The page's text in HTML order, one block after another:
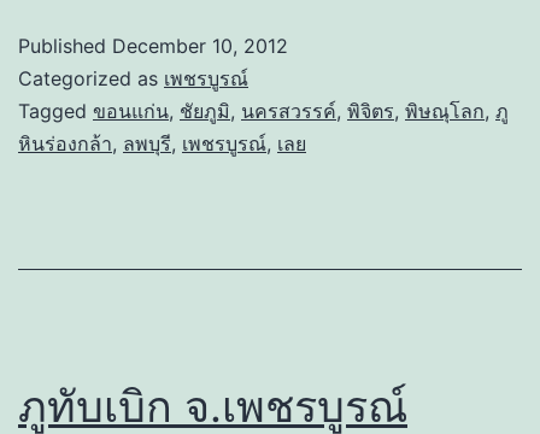
Published December 10, 2012
Categorized as เพชรบูรณ์
Tagged ขอนแก่น, ชัยภูมิ, นครสวรรค์, พิจิตร, พิษณุโลก, ภู
หินร่องกล้า, ลพบุรี, เพชรบูรณ์, เลย
ภูทับเบิก จ.เพชรบูรณ์